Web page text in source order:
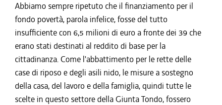
Abbiamo sempre ripetuto che il finanziamento per il
fondo povertà, parola infelice, fosse del tutto
insufficiente con 6,5 milioni di euro a fronte dei 39 che
erano stati destinati al reddito di base per la
cittadinanza. Come l'abbattimento per le rette delle
case di riposo e degli asili nido, le misure a sostegno
della casa, del lavoro e della famiglia, quindi tutte le
scelte in questo settore della Giunta Tondo, fossero